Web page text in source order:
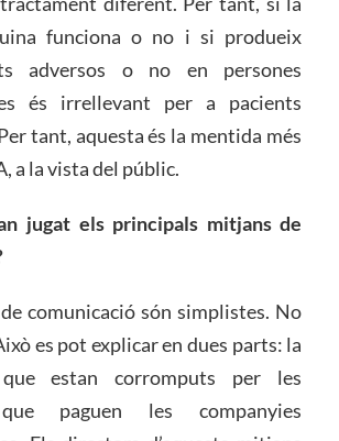
funciona o no i si produeix
adversos o no en persones
és irrellevant per a pacients
tant, aquesta és la mentida més
a la vista del públic.
jugat els principals mitjans de
comunicació són simplistes. No
es pot explicar en dues parts: la
estan corromputs per les
paguen les companyies